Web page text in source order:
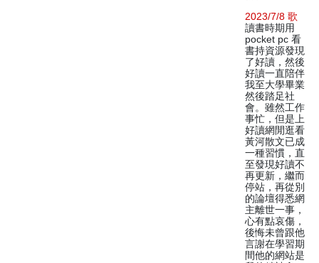
2023/7/8 歌
讀書時期用
pocket pc 看
書持資源發現
了好讀，然後
好讀一直陪伴
我至大學畢業
然後踏足社
會。雖然工作
事忙，但是上
好讀網閒逛看
黃河散文已成
一種習慣，直
至發現好讀不
再更新，繼而
停站，再從別
的論壇得悉網
主離世一事，
心有點哀傷，
後悔未曾跟他
言謝在學習期
間他的網站是